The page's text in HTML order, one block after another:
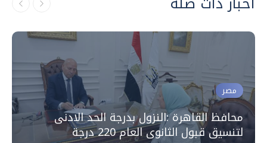
مصر
محافظ القاهرة :النزول بدرجة الحد الادنى
لتنسيق قبول الثانوى العام 220 درجة